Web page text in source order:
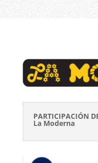
PARTICIPACIÓN
La Moderna